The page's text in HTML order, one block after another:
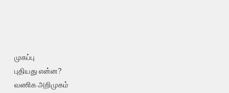
முகப்பு
புதியது என்ன?
வணிக அறிமுகம்